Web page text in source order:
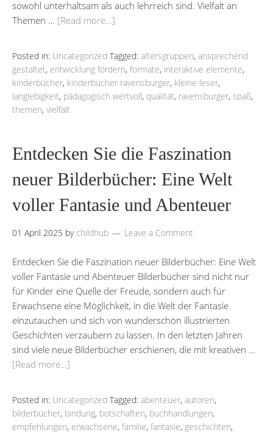
sowohl unterhaltsam als auch lehrreich sind. Vielfalt an
Themen … [Read more…]
Posted in: Uncategorized Tagged: altersgruppen, ansprechend
gestaltet, entwicklung fördern, formate, interaktive elemente,
kinderbücher, kinderbücher ravensburger, kleine leser,
langlebigkeit, pädagogisch wertvoll, qualität, ravensburger, spaß,
themen, vielfalt
Entdecken Sie die Faszination
neuer Bilderbücher: Eine Welt
voller Fantasie und Abenteuer
01 April 2025 by childhub Leave a Comment
Entdecken Sie die Faszination neuer Bilderbücher: Eine Welt
voller Fantasie und Abenteuer Bilderbücher sind nicht nur
für Kinder eine Quelle der Freude, sondern auch für
Erwachsene eine Möglichkeit, in die Welt der Fantasie
einzutauchen und sich von wunderschön illustrierten
Geschichten verzaubern zu lassen. In den letzten Jahren
sind viele neue Bilderbücher erschienen, die mit kreativen …
[Read more…]
Posted in: Uncategorized Tagged: abenteuer, autoren,
bilderbücher, bindung, botschaften, buchhandlungen,
empfehlungen, erwachsene, familie, fantasie, geschichten,